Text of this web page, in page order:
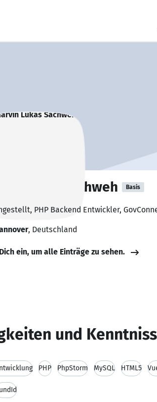
Lukas Sachweh Basis
PHP Backend Entwickler,
, Deutschland
ein, um alle Einträge zu sehen.
und
PHP PhpStorm MySQL HTML5